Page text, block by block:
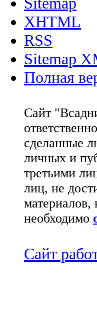
XHTML
RSS
Sitemap
Полная
Сайт
сделанные
личных и
третьими
лиц, не
необходимо
Сайт